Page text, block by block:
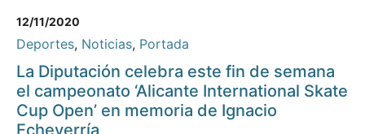
12/11/2020
Deportes, Noticias, Portada
La Diputación celebra este fin de semana
el campeonato ‘Alicante International Skate
Cup Open’ en memoria de Ignacio